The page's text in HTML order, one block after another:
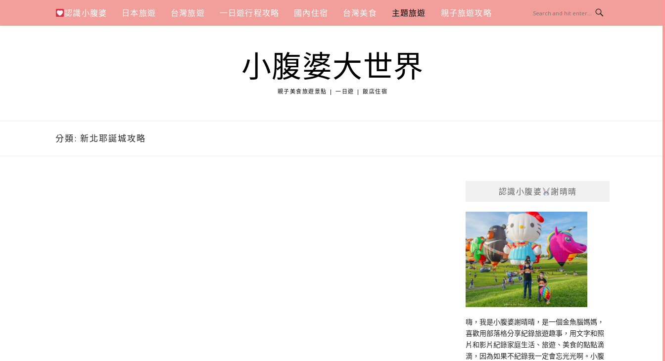
content
認識小腹婆 日本旅遊 台灣旅遊 一日遊行程攻略 國內住宿 台灣美食 主題旅遊 親子旅遊攻略
小腹婆大世界
親子美食旅遊景點 | 一日遊 | 飯店住宿
分類: 新北耶誕城攻略
認識小腹婆 謝晴晴
嗨，我是小腹婆謝晴晴，是一個金魚腦媽媽，
喜歡用部落格分享紀錄旅遊趣事，用文字和照
片和影片紀錄家庭生活、旅遊、美食的點點滴
滴，因為如果不紀錄我一定會忘光光啊。小腹